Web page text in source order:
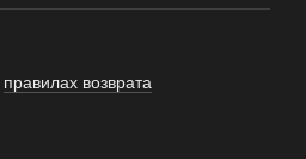
правилах возврата